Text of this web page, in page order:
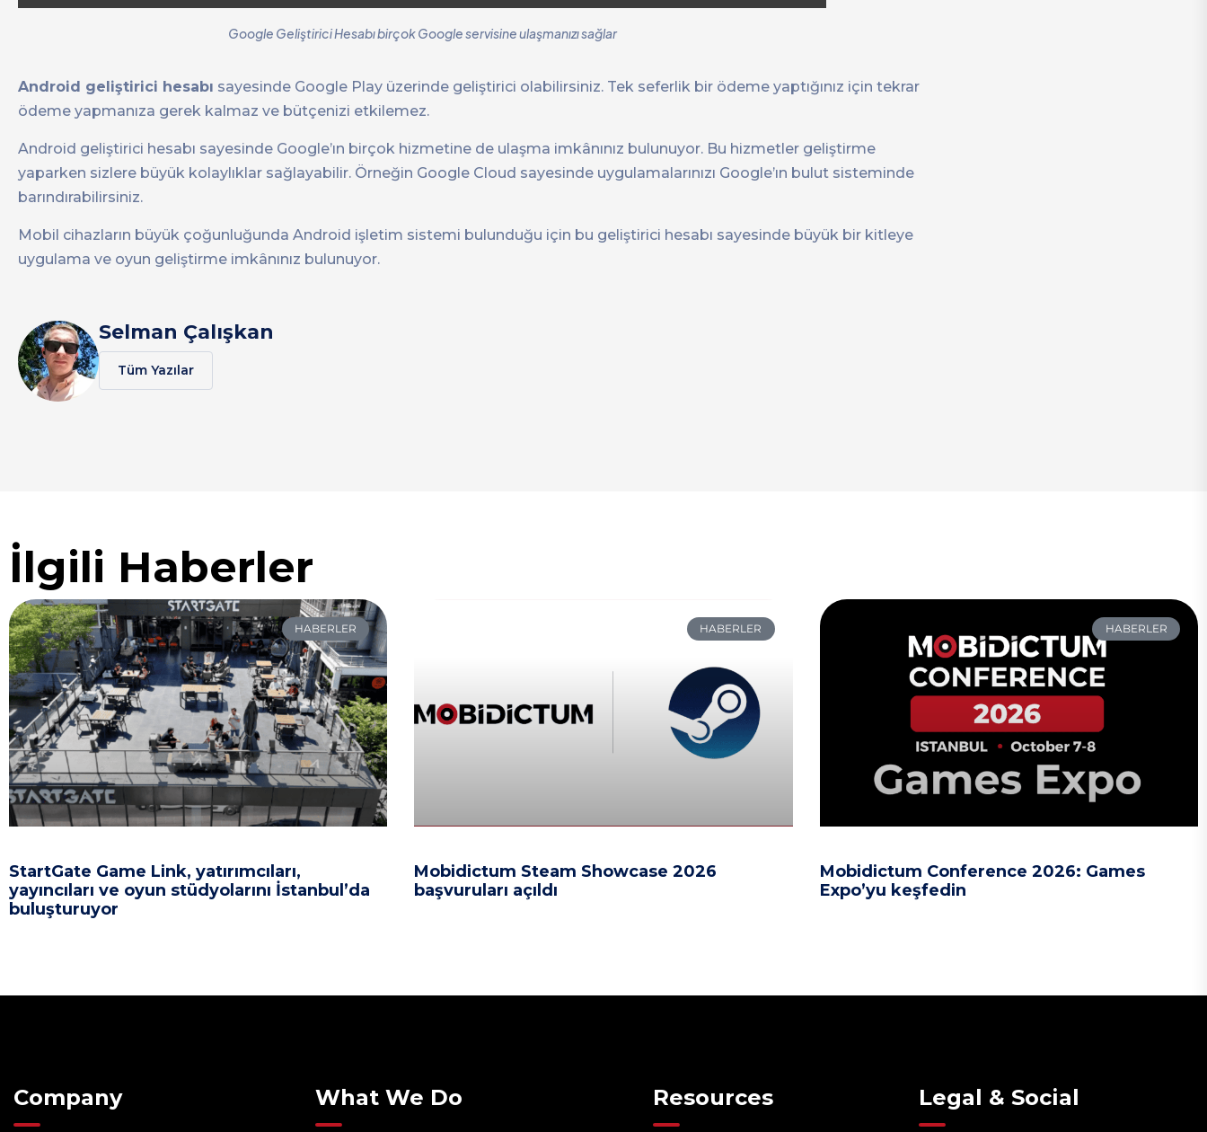
Google Geliştirici Hesabı birçok Google servisine ulaşmanızı sağlar
Android geliştirici hesabı sayesinde Google Play üzerinde geliştirici olabilirsiniz. Tek seferlik bir ödeme yaptığınız için tekrar
ödeme yapmanıza gerek kalmaz ve bütçenizi etkilemez.
Android geliştirici hesabı sayesinde Google’ın birçok hizmetine de ulaşma imkânınız bulunuyor. Bu hizmetler geliştirme
yaparken sizlere büyük kolaylıklar sağlayabilir. Örneğin Google Cloud sayesinde uygulamalarınızı Google’ın bulut sisteminde
barındırabilirsiniz.
Mobil cihazların büyük çoğunluğunda Android işletim sistemi bulunduğu için bu geliştirici hesabı sayesinde büyük bir kitleye
uygulama ve oyun geliştirme imkânınız bulunuyor.
Selman Çalışkan
Tüm Yazılar
İlgili Haberler
HABERLER
StartGate Game Link, yatırımcıları,
yayıncıları ve oyun stüdyolarını İstanbul’da
buluşturuyor
HABERLER
Mobidictum Steam Showcase 2026
başvuruları açıldı
HABERLER
Mobidictum Conference 2026: Games
Expo’yu keşfedin
Company What We Do Resources Legal & Social